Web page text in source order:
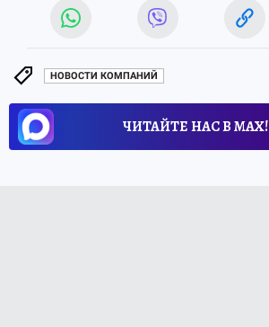
НОВОСТИ КОМПАНИЙ
ЧИТАЙТЕ НАС В МАХ!